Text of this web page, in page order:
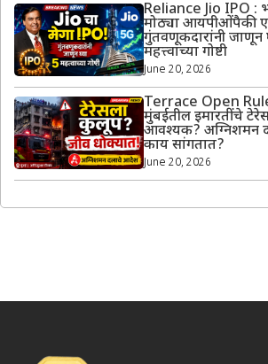
Reliance Jio IPO :
मोठ्या आयपीओंपैकी
गुंतवणूकदारांनी जाणून
महत्त्वाच्या गोष्टी
June 20, 2026
Terrace Open
मुंबईतील इमारतींचे
आवश्यक? अग्निशमन
काय सांगतात?
June 20, 2026